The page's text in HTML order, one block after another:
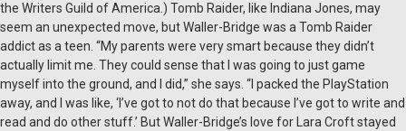
the Writers Guild of America.) Tomb Raider, like Indiana Jones, may
seem an unexpected move, but Waller-Bridge was a Tomb Raider
addict as a teen. “My parents were very smart because they didn’t
actually limit me. They could sense that I was going to just game
myself into the ground, and I did,” she says. “I packed the PlayStation
away, and I was like, ‘I’ve got to not do that because I’ve got to write and
read and do other stuff.’ But Waller-Bridge’s love for Lara Croft stayed